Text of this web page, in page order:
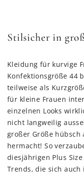
Stilsicher in
Kleidung für kurvige
Konfektionsgröße 44
teilweise als
für kleine Frauen
einzelnen Looks
nicht langweilig
großer Größe hübsch
hermacht! So
diesjährigen Plus
Trends, die sich